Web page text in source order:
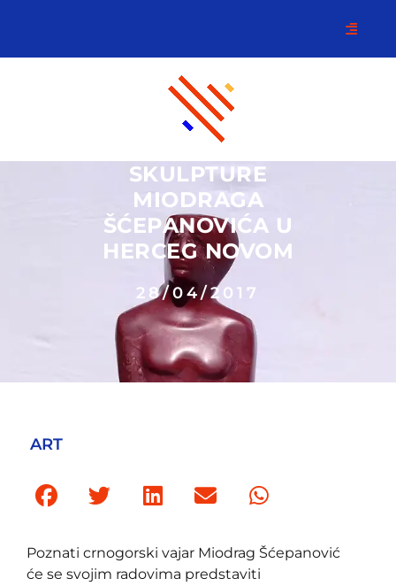
SKULPTURE
MIODRAGA
ŠĆEPANOVIĆA U
HERCEG NOVOM
28/04/2017
ART
Poznati crnogorski vajar Miodrag Šćepanović
će se svojim radovima predstaviti